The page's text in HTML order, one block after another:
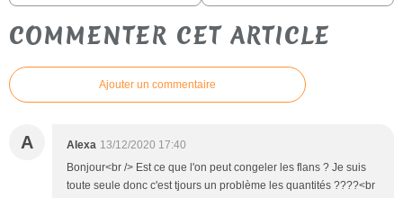
COMMENTER CET ARTICLE
Ajouter un commentaire
A Alexa 13/12/2020 17:40
Bonjour<br /> Est ce que l'on peut congeler les flans ? Je suis
toute seule donc c'est tjours un problème les quantités ????<br